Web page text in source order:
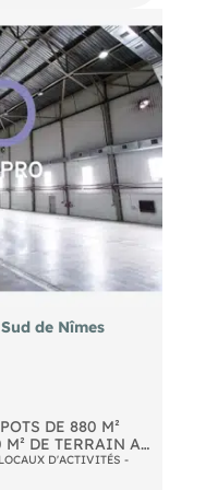
équipé d'un
hauteur sous
avec portail
décantation.
COS résiduel.
> 20 000
de Nîmes
DE 880 M²
DE TERRAIN A
à vendre,
plus petit local
D'ACTIVITÉS -